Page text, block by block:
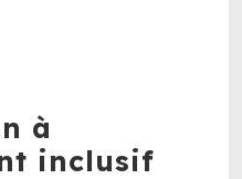
à
inclusif